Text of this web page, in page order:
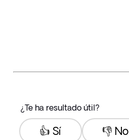
¿Te ha resultado útil?
👎 No
👍 Sí